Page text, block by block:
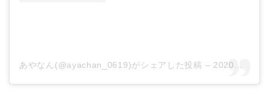
あやなん(@ayachan_0619)がシェアした投稿 – 2020年 3月月28日午前5時47分PDT